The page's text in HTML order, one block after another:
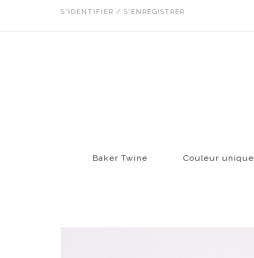
S'IDENTIFIER / S'ENREGISTRER
Baker Twine Couleur unique